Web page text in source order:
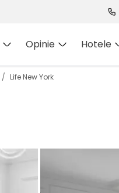
Opinie Hotele
Life New York